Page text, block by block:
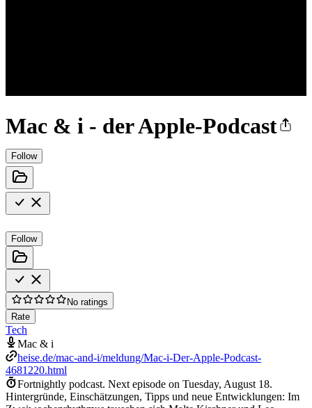
Mac & i - der Apple-Podcast
Follow
Follow
No ratings
Rate
Tech
Mac & i
heise.de/mac-and-i/meldung/Mac-i-Der-Apple-Podcast-
4681220.html
Fortnightly podcast. Next episode on Tuesday, August 18.
Hintergründe, Einschätzungen, Tipps und neue Entwicklungen: Im